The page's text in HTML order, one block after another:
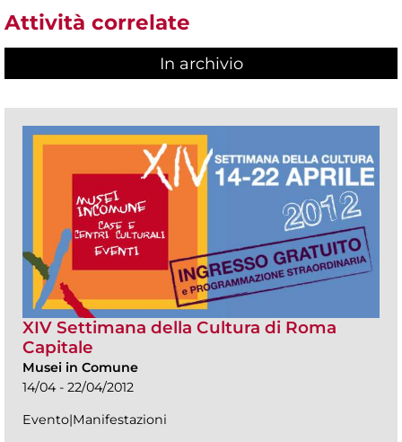
Attività correlate
In archivio
XIV Settimana della Cultura di Roma
Capitale
Musei in Comune
14/04 - 22/04/2012
Evento|Manifestazioni